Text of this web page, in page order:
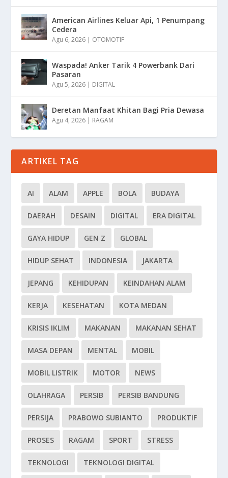
American Airlines Keluar Api, 1 Penumpang
Cedera
Agu 6, 2026 | OTOMOTIF
Waspada! Anker Tarik 4 Powerbank Dari
Pasaran
Agu 5, 2026 | DIGITAL
Deretan Manfaat Khitan Bagi Pria Dewasa
Agu 4, 2026 | RAGAM
ARTIKEL TAG
AI ALAM APPLE BOLA BUDAYA
DAERAH DESAIN DIGITAL ERA DIGITAL
GAYA HIDUP GEN Z GLOBAL
HIDUP SEHAT INDONESIA JAKARTA
JEPANG KEHIDUPAN KEINDAHAN ALAM
KERJA KESEHATAN KOTA MEDAN
KRISIS IKLIM MAKANAN MAKANAN SEHAT
MASA DEPAN MENTAL MOBIL
MOBIL LISTRIK MOTOR NEWS
OLAHRAGA PERSIB PERSIB BANDUNG
PERSIJA PRABOWO SUBIANTO PRODUKTIF
PROSES RAGAM SPORT STRESS
TEKNOLOGI TEKNOLOGI DIGITAL